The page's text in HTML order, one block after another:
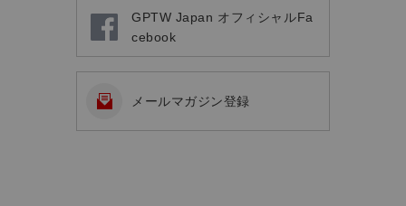
GPTW Japan オフィシャルFa
cebook
メールマガジン登録